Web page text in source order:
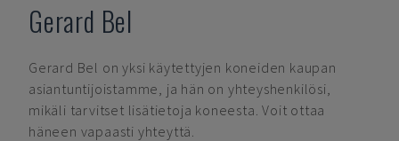
Gerard Bel
Gerard Bel on yksi käytettyjen koneiden kaupan
asiantuntijoistamme, ja hän on yhteyshenkilösi,
mikäli tarvitset lisätietoja koneesta. Voit ottaa
häneen vapaasti yhteyttä.